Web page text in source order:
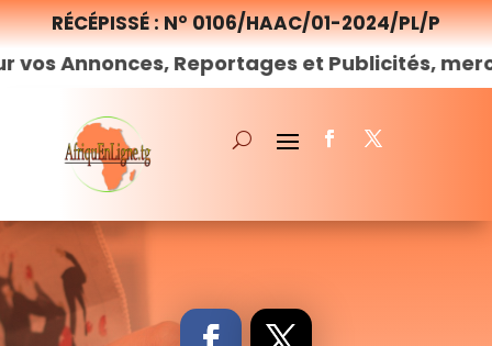
RÉCÉPISSÉ : N° 0106/HAAC/01-2024/PL/P
Reportages et Publicités, merci de